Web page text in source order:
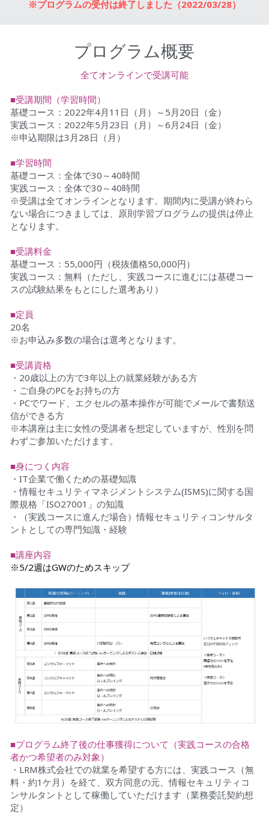
※プログラムの受付は終了しました（2022/03/28）
プログラム概要
全てオンラインで受講可能
■受講期間（学習時間）
基礎コース：2022年4月11日（月）～5月20日（金）
実践コース：2022年5月23日（月）～6月24日（金）
※申込期限は3月28日（月）
■学習時間
基礎コース：全体で30～40時間
実践コース：全体で30～40時間
※受講は全てオンラインとなります。期間内に受講が終わら
ない場合につきましては、原則学習プログラムの提供は停止
となります。
■受講料金
基礎コース：55,000円（税抜価格50,000円）
実践コース：無料（ただし、実践コースに進むには基礎コー
スの試験結果をもとにした選考あり）
■定員
20名
※お申込み多数の場合は選考となります。
■受講資格
・20歳以上の方で3年以上の就業経験がある方
・ご自身のPCをお持ちの方
・PCでワード、エクセルの基本操作が可能でメールで書類送
信ができる方
※本講座は主に女性の受講者を想定していますが、性別を問
わずご参加いただけます。
■身につく内容
・IT企業で働くための基礎知識
・情報セキュリティマネジメントシステム(ISMS)に関する国
際規格「ISO27001」の知識
・（実践コースに進んだ場合）情報セキュリティコンサルタ
ントとしての専門知識・経験
■講座内容
※5/2週はGWのためスキップ
■プログラム終了後の仕事獲得について（実践コースの合格
者かつ希望者のみ対象）
・LRM株式会社での就業を希望する方には、実践コース（無
料・約1ケ月）を経て、双方同意の元、情報セキュリティコ
ンサルタントとして稼働していただけます（業務委託契約想
定）